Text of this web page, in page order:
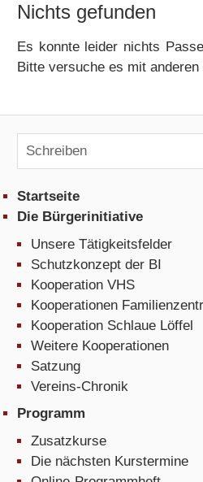
Nichts gefunden
Es konnte leider nichts
Bitte versuche es mit anderen
Suchen
Startseite
Die Bürgerinitiative
Unsere Tätigkeitsfelder
Schutzkonzept der BI
Kooperation VHS
Kooperationen
Kooperation Schlaue Löffel
Weitere Kooperationen
Satzung
Vereins-Chronik
Programm
Zusatzkurse
Die nächsten Kurstermine